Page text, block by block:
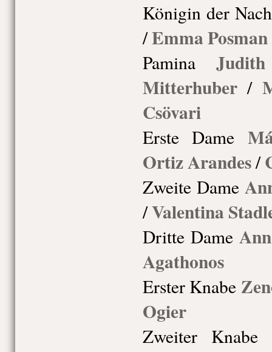
Königin der
/Emma Posman
Pamina
Mitterhuber/
Csövari
Erste Dame
Ortiz Arandes/
Zweite Dame
/Valentina
Dritte Dame
Agathonos
Erster Knabe
Ogier
Zweiter Knabe